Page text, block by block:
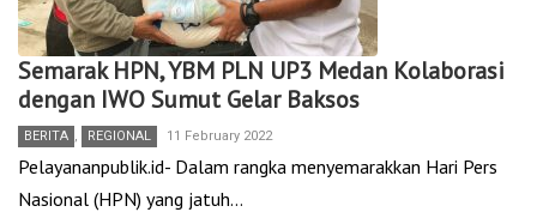
Semarak HPN, YBM PLN UP3 Medan Kolaborasi
dengan IWO Sumut Gelar Baksos
BERITA , REGIONAL 11 February 2022
Pelayananpublik.id- Dalam rangka menyemarakkan Hari Pers
Nasional (HPN) yang jatuh…